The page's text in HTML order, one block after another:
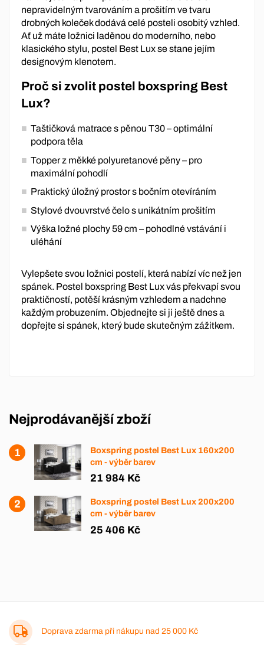
nepravidelným tvarováním a prošitím ve tvaru
drobných koleček dodává celé posteli osobitý vzhled.
Ať už máte ložnici laděnou do moderního, nebo
klasického stylu, postel Best Lux se stane jejím
designovým klenotem.
Proč si zvolit postel boxspring Best
Lux?
Taštičková matrace s pěnou T30 – optimální
podpora těla
Topper z měkké polyuretanové pěny – pro
maximální pohodlí
Praktický úložný prostor s bočním otevíráním
Stylové dvouvrstvé čelo s unikátním prošitím
Výška ložné plochy 59 cm – pohodlné vstávání i
uléhání
Vylepšete svou ložnici postelí, která nabízí víc než jen
spánek. Postel boxspring Best Lux vás překvapí svou
praktičností, potěší krásným vzhledem a nadchne
každým probuzením. Objednejte si ji ještě dnes a
dopřejte si spánek, který bude skutečným zážitkem.
Nejprodávanější zboží
Boxspring postel Best Lux 160x200
cm - výběr barev
21 984 Kč
Boxspring postel Best Lux 200x200
cm - výběr barev
25 406 Kč
Doprava zdarma při nákupu nad 25 000 Kč